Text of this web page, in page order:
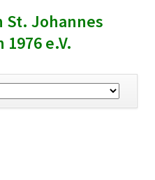
Johannes
e.V.